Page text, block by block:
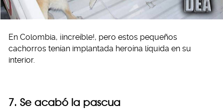
En Colombia, ¡increíble!, pero estos pequeños
cachorros tenían implantada heroína líquida en su
interior.
7. Se acabó la pascua